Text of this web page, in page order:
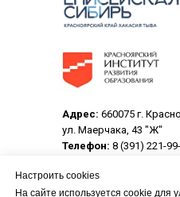
Настроить cookies
На сайте используется cookie для
Адрес: 660075 г.
ул. Маерчака, 43 "Ж"
Телефон: 8 (391) 221-